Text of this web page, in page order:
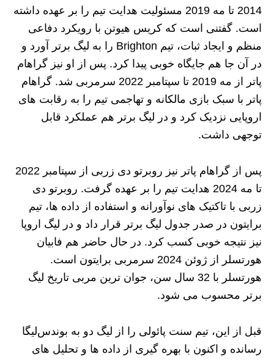
2014 تا مه 2019 مسئولیت هدایت تیم را بر عهده داشته
است. گفتنی است که کریس هیوتن با رویکرد دفاعی
منظم و ایجاد ثبات، تیم Brighton را به لیگ برتر آورد و
در آن جا هم جایگاه خوبی پیدا کرد. پس از او نیز گراهام
پاتر از مه 2019 تا سپتامبر 2022 سرمربی شد. گراهام
پاتر با سبک بازی مالکانه و تهاجمی تیم را به رقابت‌ های
اروپایی نزدیک کرد و در لیگ برتر هم عملکرد قابل
توجهی داشت.
پس از گراهام پاتر نیز روبرتو دی زربی از سپتامبر 2022
تا مه 2024 هدایت تیم را بر عهده گرفت. روبرتو دی
زربی با تاکتیک‌ های نوآورانه و استفاده از داده‌ ها، تیم
برایتون در صدر جدول لیگ برتر قرار داد و در لیگ اروپا
نیز نتیجه خوبی کسب کرد. در حال حاضر هم فابیان
هورتسلر از ژوئن 2024 سرمربی برایتون است.
هورتسلر با 32 سال سن، جوان‌ ترین مربی تاریخ لیگ
برتر محسوب می‌ شود.
قبل از این، تیم سنت پائولی را از لیگ دو به بوندس‌لیگا
رسانده و اکنون با بهره‌ گیری از داده‌ ها و تحلیل‌ های